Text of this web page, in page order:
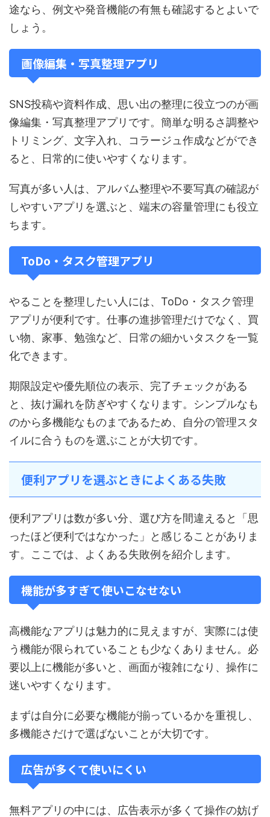
途なら、例文や発音機能の有無も確認するとよいで
しょう。
画像編集・写真整理アプリ
SNS投稿や資料作成、思い出の整理に役立つのが画
像編集・写真整理アプリです。簡単な明るさ調整や
トリミング、文字入れ、コラージュ作成などができ
ると、日常的に使いやすくなります。
写真が多い人は、アルバム整理や不要写真の確認が
しやすいアプリを選ぶと、端末の容量管理にも役立
ちます。
ToDo・タスク管理アプリ
やることを整理したい人には、ToDo・タスク管理
アプリが便利です。仕事の進捗管理だけでなく、買
い物、家事、勉強など、日常の細かいタスクを一覧
化できます。
期限設定や優先順位の表示、完了チェックがある
と、抜け漏れを防ぎやすくなります。シンプルなも
のから多機能なものまであるため、自分の管理スタ
イルに合うものを選ぶことが大切です。
便利アプリを選ぶときによくある失敗
便利アプリは数が多い分、選び方を間違えると「思
ったほど便利ではなかった」と感じることがありま
す。ここでは、よくある失敗例を紹介します。
機能が多すぎて使いこなせない
高機能なアプリは魅力的に見えますが、実際には使
う機能が限られていることも少なくありません。必
要以上に機能が多いと、画面が複雑になり、操作に
迷いやすくなります。
まずは自分に必要な機能が揃っているかを重視し、
多機能さだけで選ばないことが大切です。
広告が多くて使いにくい
無料アプリの中には、広告表示が多くて操作の妨げ